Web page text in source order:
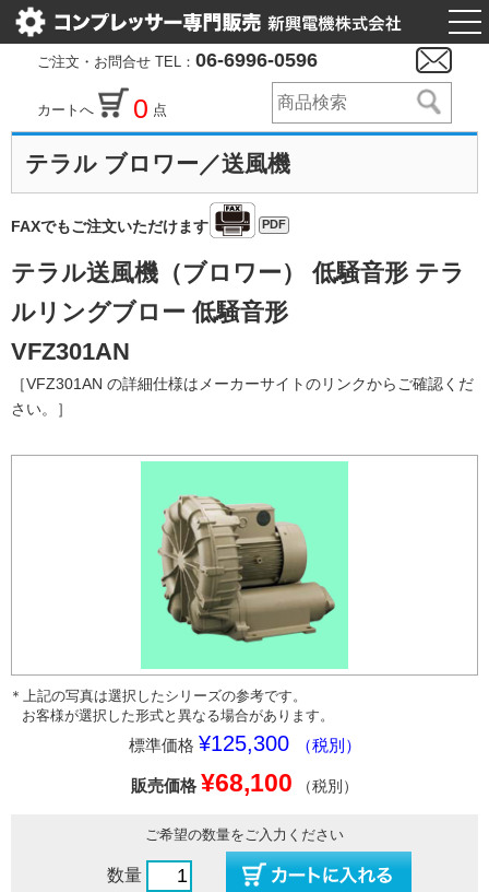
ご注文・お問合せ TEL： 06-6996-0596
カートへ 0 点
テラル ブロワー／送風機
FAXでもご注文いただけます PDF
テラル送風機（ブロワー） 低騒音形 テラ
ルリングブロー 低騒音形
VFZ301AN
［VFZ301AN の詳細仕様はメーカーサイトのリンクからご確認くだ
さい。］
＊上記の写真は選択したシリーズの参考です。
お客様が選択した形式と異なる場合があります。
標準価格 ¥125,300 （税別）
販売価格 ¥68,100 （税別）
ご希望の数量をご入力ください
数量